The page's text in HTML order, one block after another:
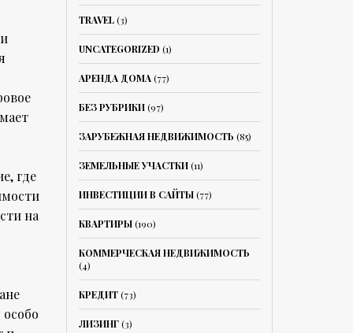
где
на
TRAVEL(3)
UNCATEGORIZED (1)
АРЕНДА ДОМА(77)
БЕЗ РУБРИКИ(97)
ЗАРУБЕЖНАЯ НЕДВИЖИМОСТЬ (85)
ЗЕМЕЛЬНЫЕ УЧАСТКИ(11)
ИНВЕСТИЦИИ В САЙТЫ(77)
КВАРТИРЫ(190)
КОММЕРЧЕСКАЯ НЕДВИЖИМОСТЬ
(4)
КРЕДИТ(73)
ЛИЗИНГ(3)